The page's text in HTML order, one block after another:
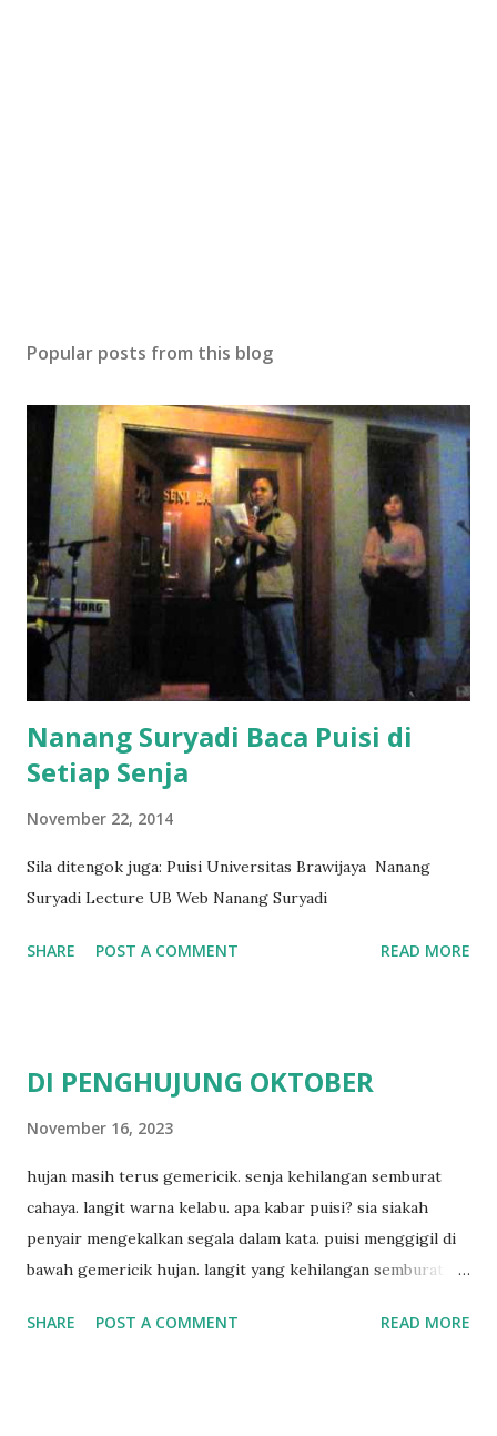
Popular posts from this blog
Nanang Suryadi Baca Puisi di
Setiap Senja
November 22, 2014
Sila ditengok juga: Puisi Universitas Brawijaya Nanang
Suryadi Lecture UB Web Nanang Suryadi
SHARE POST A COMMENT READ MORE
DI PENGHUJUNG OKTOBER
November 16, 2023
hujan masih terus gemericik. senja kehilangan semburat
cahaya. langit warna kelabu. apa kabar puisi? sia siakah
penyair mengekalkan segala dalam kata. puisi menggigil di
bawah gemericik hujan. langit yang kehilangan semburat
penyair? apakah sia sia aku dituliskan. puisi menggigil
SHARE POST A COMMENT READ MORE